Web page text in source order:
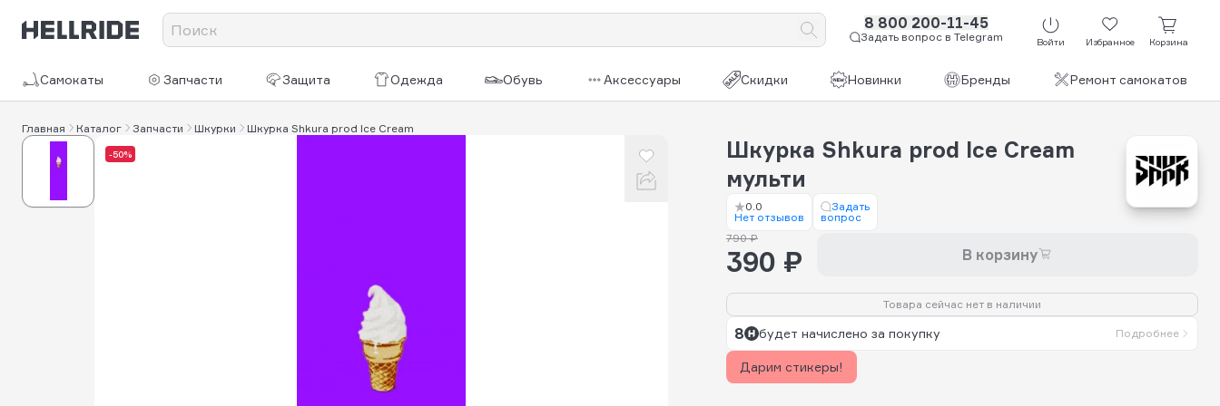
8 800 200-11-45
Задать вопрос в Telegram Войти Избранное Корзина
Самокаты Запчасти Защита Одежда Обувь Аксессуары Скидки Новинки Бренды Ремонт самокатов
Главная Каталог Запчасти Шкурки Шкурка Shkura prod Ice Cream
-50%
Шкурка Shkura prod Ice Cream
мульти
0.0
Нет отзывов
Задать
вопрос
790 ₽
390 ₽ В корзину
Товара сейчас нет в наличии
8 будет начислено за покупку Подробнее
Дарим стикеры!